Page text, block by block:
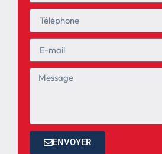
ENVOYER